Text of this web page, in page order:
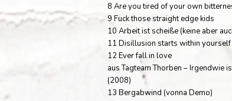
8 Are you tired of your own
9 Fuck those straight edge kids
10 Arbeit ist scheiße (keine aber
11 Disillusion starts within yourself
12 Ever fall in love
aus Tagteam Thorben – Irgendwie
(2008)
13 Bergabwind (vonna Demo)